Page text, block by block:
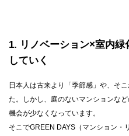
1
リノベーション×室内
していく
日本人は古来より「季節感」や、そ
た。しかし、庭のないマンションな
機会が少なくなっています。
そこでGREEN DAYS（マンション・